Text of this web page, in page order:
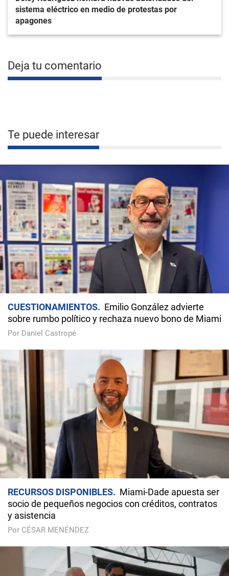
sistema eléctrico en medio de protestas por
apagones
Deja tu comentario
Te puede interesar
CUESTIONAMIENTOS
Emilio González advierte
sobre rumbo político y rechaza nuevo bono de Miami
Por Daniel Castropé
RECURSOS DISPONIBLES
Miami-Dade apuesta ser
socio de pequeños negocios con créditos, contratos
y asistencia
Por CÉSAR MENÉNDEZ